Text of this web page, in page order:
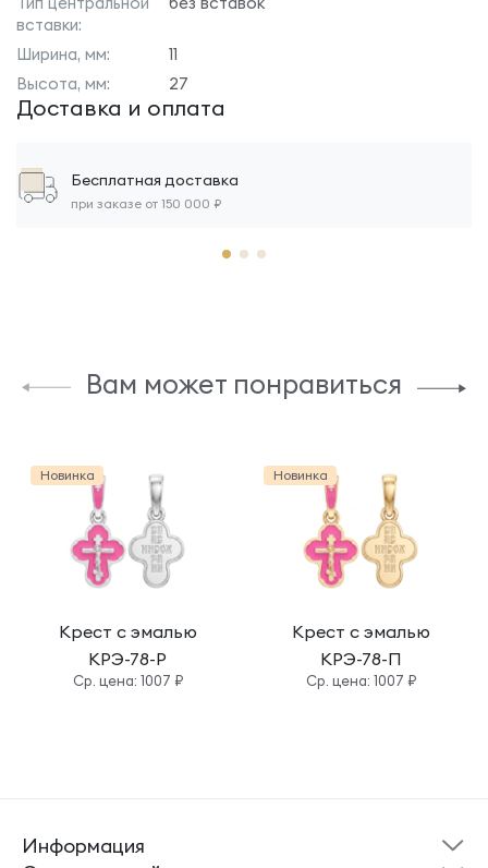
вставки:
Ширина, мм:
11
Высота, мм:
27
Доставка и оплата
Бесплатная доставка
при заказе от 150 000 ₽
Вам может понравиться
Новинка
Крест с эмалью
КРЭ-78-Р
Cр. цена: 1007 ₽
Новинка
Крест с эмалью
КРЭ-78-П
Cр. цена: 1007 ₽
Информация
Склад готовой